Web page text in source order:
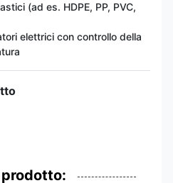
(ad es. HDPE, PP, PVC,
elettrici con controllo della